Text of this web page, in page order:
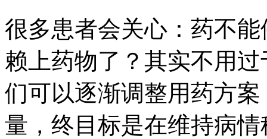
很多患者会关心：药不
赖上药物了？其实不用
们可以逐渐调整用药方
量，终目标是在维持病